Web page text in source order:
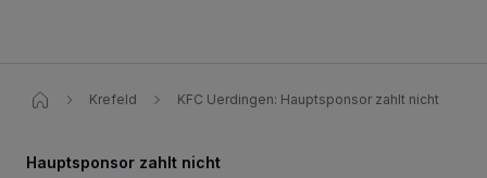
Krefeld KFC Uerdingen: Hauptsponsor zahlt nicht
Hauptsponsor zahlt nicht